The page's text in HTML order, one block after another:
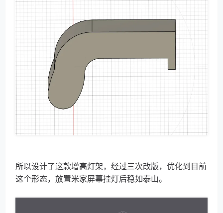
所以设计了这款增高灯架，经过三次改版，优化到目前
这个形态，放置米家屏幕挂灯后稳如泰山。